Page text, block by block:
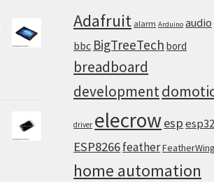
Adafruit alarm Arduino audio
bbc BigTreeTech bord
breadboard
development
driver elecrowespesp32
ESP8266featherFeatherWing
home automation